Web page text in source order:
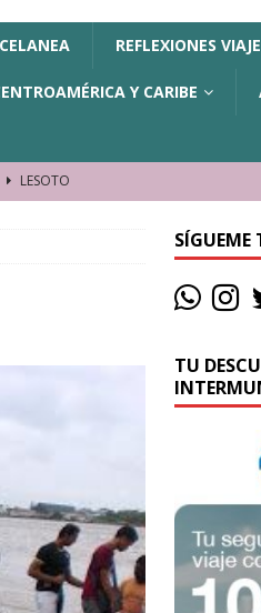
REFLEXIONES
Y CARIBE
LESOTO
JAMAICA
SÍGUEME
TU